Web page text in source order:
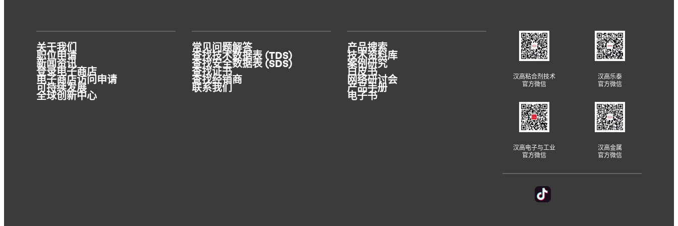
关于我们
职位申请
新闻资讯
登录电子商店
电子商店访问申请
可持续发展
全球创新中心
常见问题解答
查找技术数据表 (TDS)
查找安全数据表 (SDS)
查找证书
查找经销商
联系我们
产品搜索
技术资料库
案例研究
白皮书
网络研讨会
产品手册
电子书
汉高粘合剂技术
官方微信
汉高乐泰
官方微信
汉高电子与工业
官方微信
汉高金属
官方微信